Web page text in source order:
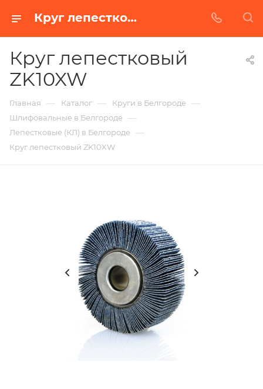
Круг лепестковый ZK10XW в Белгороде | Купить по недорогой цене от Абразивного Завода
Круг лепестковый
ZK10XW
Главная — Каталог — Круги в Белгороде —
Шлифовальные в Белгороде —
Лепестковые (КЛ) в Белгороде —
Круг лепестковый ZK10XW